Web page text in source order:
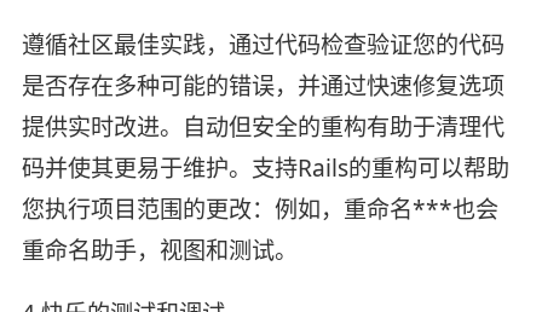
遵循社区最佳实践，通过代码检查验证您的代码
是否存在多种可能的错误，并通过快速修复选项
提供实时改进。自动但安全的重构有助于清理代
码并使其更易于维护。支持Rails的重构可以帮助
您执行项目范围的更改：例如，重命名***也会
重命名助手，视图和测试。